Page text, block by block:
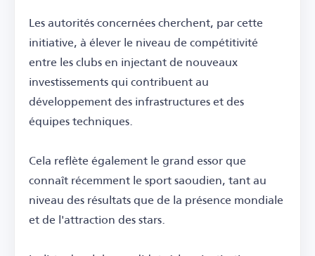
Les autorités concernées cherchent, par cette
initiative, à élever le niveau de compétitivité
entre les clubs en injectant de nouveaux
investissements qui contribuent au
développement des infrastructures et des
équipes techniques.
Cela reflète également le grand essor que
connaît récemment le sport saoudien, tant au
niveau des résultats que de la présence mondiale
et de l'attraction des stars.